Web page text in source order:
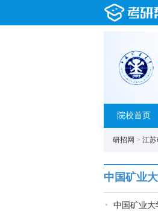
院校首页
研招网 > 江苏
中国矿业
中国矿业大